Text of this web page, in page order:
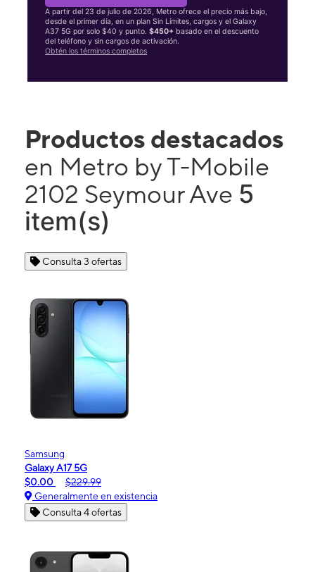
A partir del 23 de julio de 2026, Metro ofrece el precio más bajo,
desde el primer día, en un plan Sin Límites, cargos y el Galaxy
A37 5G por solo $40 y punto.$450+ basado en el descuento
del teléfono y sin cargos de activación.
Obtén los términos completos
Productos destacados
en Metro by T-Mobile
2102 Seymour Ave 5
item(s)
Consulta 3 ofertas
Samsung
Galaxy A17 5G
$0.00
$229.99
Generalmente en existencia
Consulta 4 ofertas